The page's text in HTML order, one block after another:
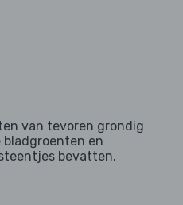
van tevoren grondig
bladgroenten en
bevatten.